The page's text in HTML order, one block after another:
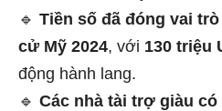
🔹 Tiền số đã đóng vai
cử Mỹ 2024, với 130 triệu
động hành lang.
🔹 Các nhà tài trợ giàu